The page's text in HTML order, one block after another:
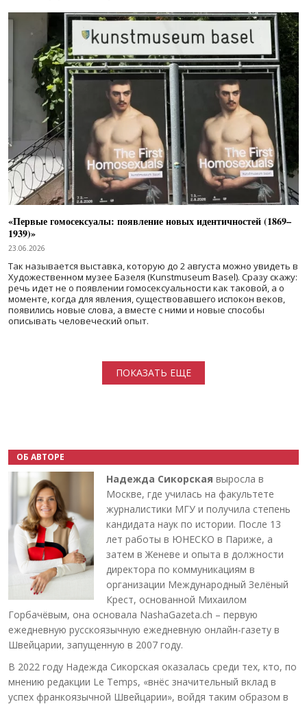
«Первые гомосексуалы: появление новых идентичностей (1869–
1939)»
23.06.2026
Так называется выставка, которую до 2 августа можно увидеть в
Художественном музее Базеля (Kunstmuseum Basel). Сразу скажу:
речь идет не о появлении гомосексуальности как таковой, а о
моменте, когда для явления, существовавшего испокон веков,
появились новые слова, а вместе с ними и новые способы
описывать человеческий опыт.
ПОКАЗАТЬ ЕЩЕ
ОБ АВТОРЕ
Надежда Сикорская выросла в
Москве, где училась на факультете
журналистики МГУ и получила степень
кандидата наук по истории. После 13
лет работы в ЮНЕСКО в Париже, а
затем в Женеве и опыта в должности
директора по коммуникациям в
организации Международный Зелёный
Крест, основанной Михаилом
Горбачёвым, она основала NashaGazeta.ch – первую
ежедневную русскоязычную ежедневную онлайн-газету в
Швейцарии, запущенную в 2007 году.
В 2022 году Надежда Сикорская оказалась среди тех, кто, по
мнению редакции Le Temps, «внёс значительный вклад в
успех франкоязычной Швейцарии», войдя таким образом в